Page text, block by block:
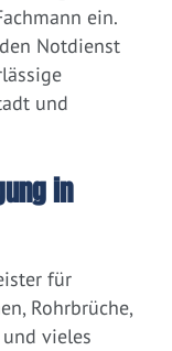
ein.
Notdienst
und
in
für
Rohrbrüche,
vieles